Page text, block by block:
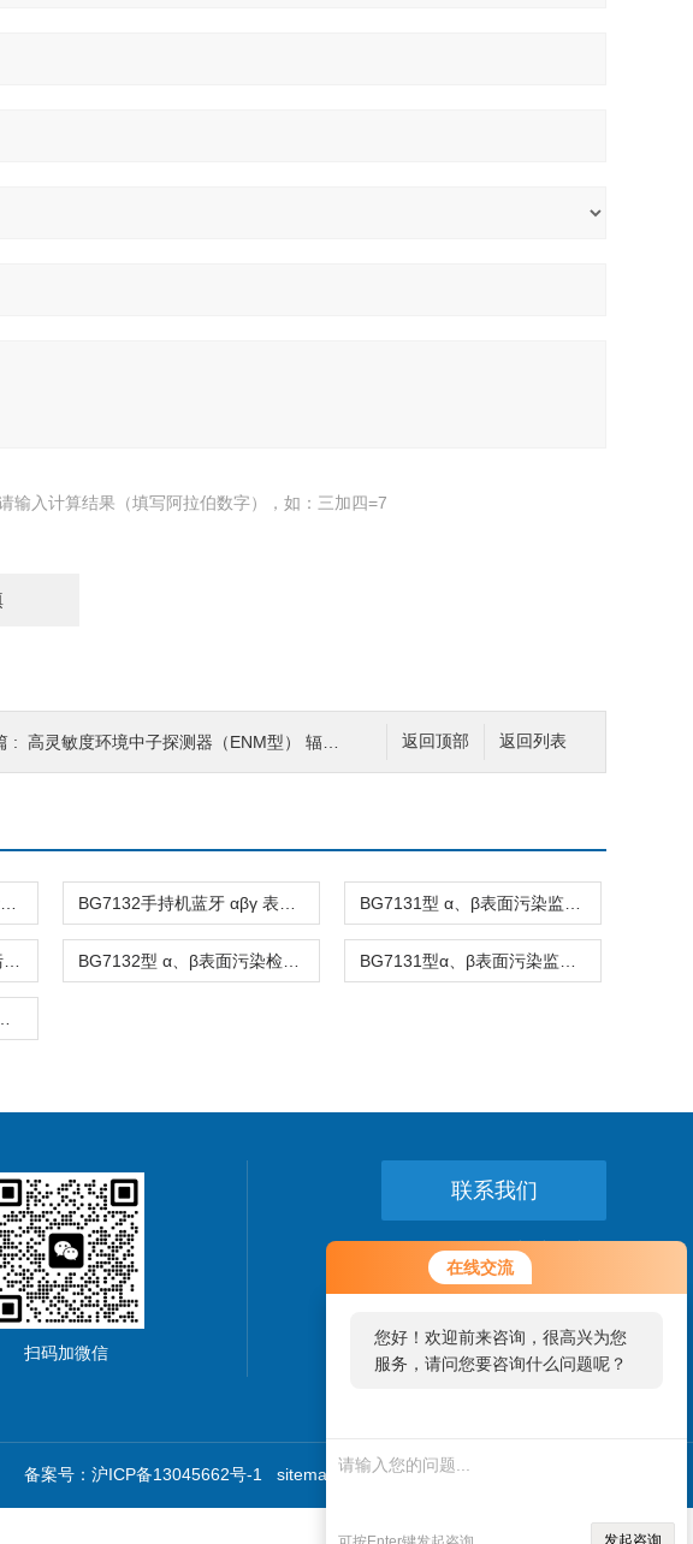
在线交流
您好！欢迎前来咨询，很高兴为您
服务，请问您要咨询什么问题呢？
发起咨询
输入计算结果（填写阿拉伯数字），如：三加四=7
返回列表
返回顶部
: 高灵敏度环境中子探测器（ENM型） 辐射测量仪
扫码加微信
联系我们
24小时热线：
021-64056375
备案号：沪ICP备13045662号-1 sitemap.xml技术支持：环保在线